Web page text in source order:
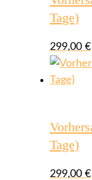
Tage)
299,00 €
Tage)
299,00 €